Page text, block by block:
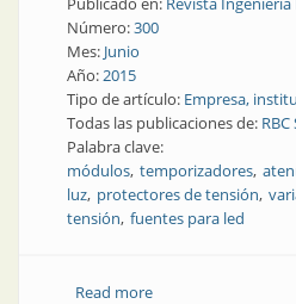
Número:300
Mes: Junio
Año:2015
Tipo de artículo: Empresa,
Todas las publicaciones de:
Palabra clave:
módulos temporizadores
luz protectores de tensión
tensión fuentes para led
Read moreabout Empresa |